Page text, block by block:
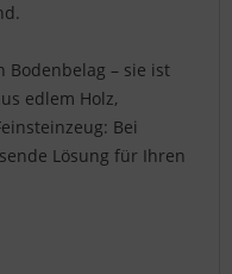
Bodenbelag – sie ist
edlem Holz,
Bei
Lösung für Ihren